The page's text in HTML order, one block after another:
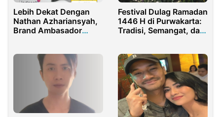
Lebih Dekat Dengan
Nathan Azhariansyah,
Brand Ambasador
Festival Dulag Ramadan
1446 H di Purwakarta:
Tradisi, Semangat, dan